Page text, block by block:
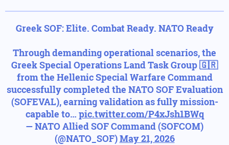
Greek SOF: Elite. Combat Ready. NATO Ready
Through demanding operational scenarios, the
Greek Special Operations Land Task Group 🇬🇷
from the Hellenic Special Warfare Command
successfully completed the NATO SOF Evaluation
(SOFEVAL), earning validation as fully mission-
capable to… pic.twitter.com/P4xJsh1BWq
— NATO Allied SOF Command (SOFCOM)
(@NATO_SOF)May 21, 2026